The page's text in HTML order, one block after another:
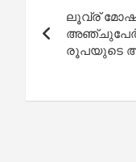
ലൂവ്ര്
രൂപയുടെ